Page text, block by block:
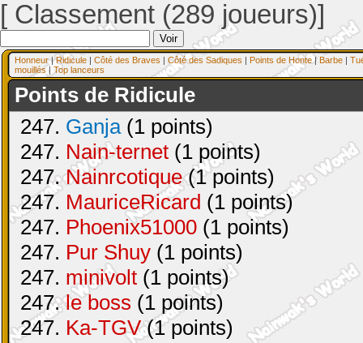
[ Classement (289 joueurs)]
Honneur|Ridicule | Côté des Braves | Côté des Sadiques | Points de Honte| Barbe |
mouillés| Top lanceurs
Points de Ridicule
247. Ganja(1 points)
247. Nain-ternet (1 points)
247.Nainrcotique(1 points)
247. MauriceRicard (1 points)
247. Phoenix51000 (1 points)
247. Pur Shuy (1 points)
247. minivolt (1 points)
247.le boss (1 points)
247. Ka-TGV(1 points)